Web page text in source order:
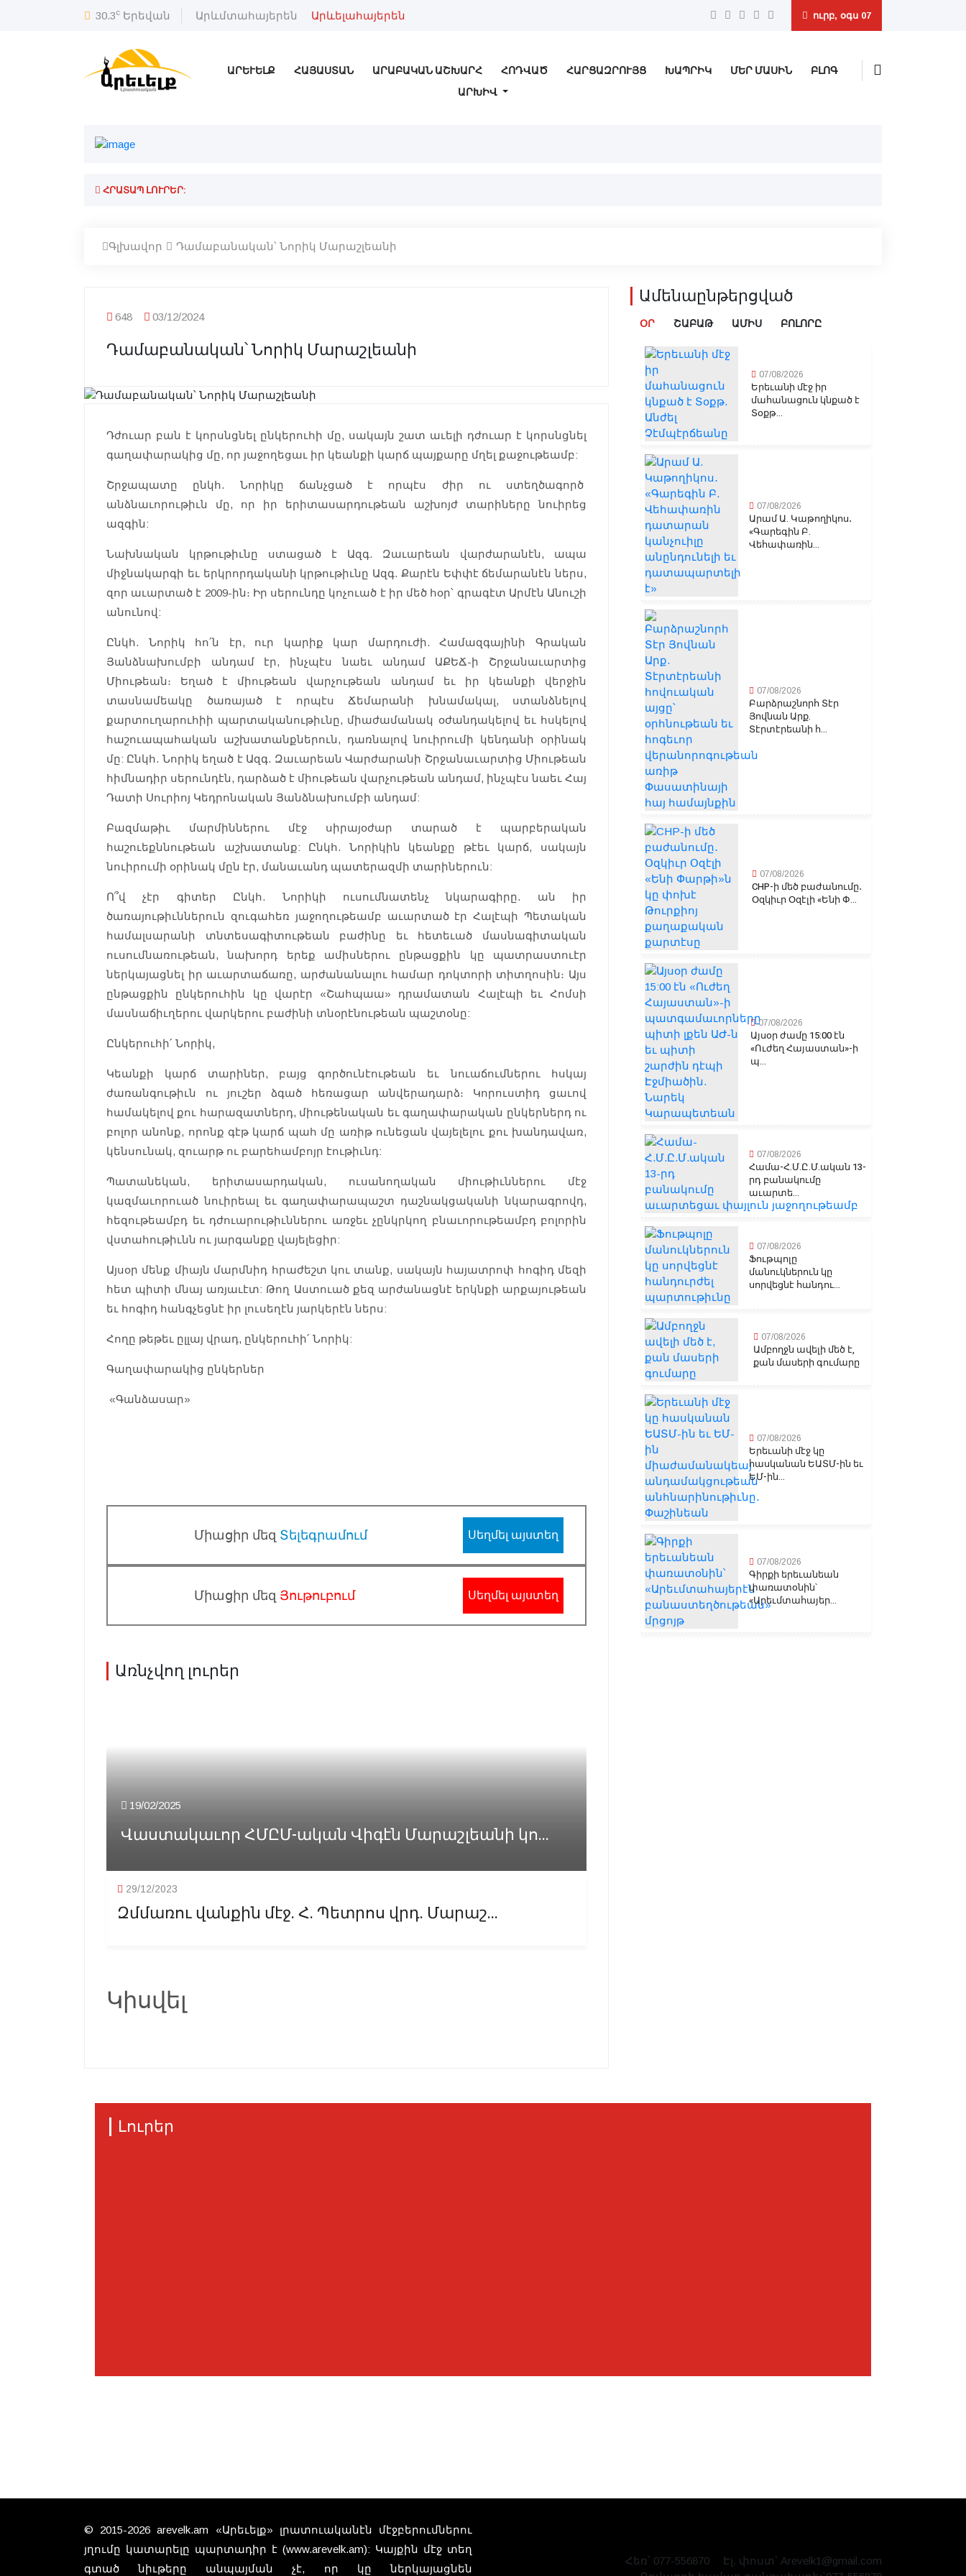
30.3c Երեվան Արևմտահայերեն Արևելահայերեն ուրբ, օգս 07
ԱՐԵՒԵԼՔ ՀԱՅԱՍՏԱՆ ԱՐԱԲԱԿԱՆ ԱՇԽԱՐՀ ՀՈԴՎԱԾ ՀԱՐՑԱԶՐՈՒՅՑ ԽԱՊՐԻԿ ՄԵՐ ՄԱՍԻՆ
ԲԼՈԳ
ԱՐԽԻՎ
ՀՐԱՏԱՊ ԼՈՒՐԵՐ:
Գլխավոր Դամաբանական՝ Նորիկ Մարաշլեանի
648 03/12/2024
Դամաբանական՝ Նորիկ Մարաշլեանի
Դժուար բան է կորսնցնել ընկերուհի մը, սակայն շատ աւելի դժուար է կորսնցնել
գաղափարակից մը, որ յաջողեցաւ իր կեանքի կարճ պայքարը մղել քաջութեամբ:
Շրջապատը ընկհ. Նորիկը ճանչցած է որպէս ժիր ու ստեղծագործ
անձնաւորութիւն մը, որ իր երիտասարդութեան աշխոյժ տարիները նուիրեց
ազգին:
Նախնական կրթութիւնը ստացած է Ազգ. Զաւարեան վարժարանէն, ապա
միջնակարգի եւ երկրորդականի կրթութիւնը Ազգ. Քարէն Եփփէ ճեմարանէն ներս,
զոր աւարտած է 2009-ին։ Իր սերունդը կոչուած է իր մեծ հօր՝ գրագէտ Արմէն Անուշի
անունով:
Ընկհ. Նորիկ հո՛ն էր, ուր կարիք կար մարդուժի. Համազգայինի Գրական
Յանձնախումբի անդամ էր, ինչպէս նաեւ անդամ ԱՔԵՃ-ի Շրջանաւարտից
Միութեան։ Եղած է միութեան վարչութեան անդամ եւ իր կեանքի վերջին
տասնամեակը ծառայած է որպէս Ճեմարանի խնամակալ, ստանձնելով
քարտուղարուհիի պարտականութիւնը, միաժամանակ օժանդակելով եւ հսկելով
հաշուապահական աշխատանքներուն, դառնալով նուիրումի կենդանի օրինակ
մը: Ընկհ. Նորիկ եղած է Ազգ. Զաւարեան Վարժարանի Շրջանաւարտից Միութեան
հիմնադիր սերունդէն, դարձած է միութեան վարչութեան անդամ, ինչպէս նաեւ Հայ
Դատի Սուրիոյ Կեդրոնական Յանձնախումբի անդամ:
Բազմաթիւ մարմիններու մէջ սիրայօժար տարած է պարբերական
հաշուեքննութեան աշխատանք: Ընկհ. Նորիկին կեանքը թէեւ կարճ, սակայն
նուիրումի օրինակ մըն էր, մանաւանդ պատերազմի տարիներուն:
Ո՞վ չէր գիտեր Ընկհ. Նորիկի ուսումնատենչ նկարագիրը. ան իր
ծառայութիւններուն զուգահեռ յաջողութեամբ աւարտած էր Հալէպի Պետական
համալսարանի տնտեսագիտութեան բաժինը եւ հետեւած մասնագիտական
ուսումնառութեան, նախորդ երեք ամիսներու ընթացքին կը պատրաստուէր
ներկայացնել իր աւարտաճառը, արժանանալու համար դոկտորի տիտղոսին։ Այս
ընթացքին ընկերուհին կը վարէր «Շահպաա» դրամատան Հալէպի եւ Հոմսի
մասնաճիւղերու վարկերու բաժինի տնօրէնութեան պաշտօնը:
Ընկերուհի՛ Նորիկ,
Կեանքի կարճ տարիներ, բայց գործունէութեան եւ նուաճումներու հսկայ
ժառանգութիւն ու յուշեր ձգած հեռացար անվերադարձ։ Կորուստիդ ցաւով
համակելով քու հարազատներդ, միութենական եւ գաղափարական ընկերներդ ու
բոլոր անոնք, որոնք գէթ կարճ պահ մը առիթ ունեցան վայելելու քու խանդավառ,
կենսունակ, զուարթ ու բարեհամբոյր էութիւնդ:
Պատանեկան, երիտասարդական, ուսանողական միութիւններու մէջ
կազմաւորուած նուիրեալ եւ գաղափարապաշտ դաշնակցականի նկարագրովդ,
հեզութեամբդ եւ դժուարութիւններու առջեւ չընկրկող բնաւորութեամբդ բոլորին
վստահութիւնն ու յարգանքը վայելեցիր:
Այսօր մենք միայն մարմնիդ հրաժեշտ կու տանք, սակայն հայատրոփ հոգիդ մեզի
հետ պիտի մնայ առյաւէտ: Թող Աստուած քեզ արժանացնէ երկնքի արքայութեան
եւ հոգիդ հանգչեցնէ իր լուսեղէն յարկերէն ներս:
Հողը թեթեւ ըլլայ վրադ, ընկերուհի՛ Նորիկ:
Գաղափարակից ընկերներ
«Գանձասար»
Միացիր մեզ Տելեգրամում Սեղմել այստեղ
Միացիր մեզ Յութուբում Սեղմել այստեղ
Առնչվող լուրեր
19/02/2025
Վաստակաւոր ՀՄԸՄ-ական Վիգէն Մարաշլեանի կո...
29/12/2023
Զմմառու վանքին մէջ. Հ. Պետրոս վրդ. Մարաշ...
Կիսվել
Ամենաընթերցված
ՕՐ ՇԱԲԱԹ ԱՄԻՍ ԲՈԼՈՐԸ
07/08/2026
Երեւանի մէջ իր
մահանացուն կնքած է
Տօքթ...
07/08/2026
Արամ Ա. Կաթողիկոս․
«Գարեգին Բ.
Վեհափառին...
07/08/2026
Բարձրաշնորհ Տէր
Յովնան Արք.
Տէրտէրեանի հ...
07/08/2026
CHP-ի մեծ բաժանումը․
Օզկիւր Օզէլի «Ենի Փ...
07/08/2026
Այսօր ժամը 15:00 էն
«Ուժեղ Հայաստան»-ի
պ...
07/08/2026
Համա-Հ.Մ.Ը.Մ.ական 13-
րդ բանակումը
աւարտե...
07/08/2026
Ֆութպոլը
մանուկներուն կը
սորվեցնէ հանդու...
07/08/2026
Ամբողջն ավելի մեծ է,
քան մասերի գումարը
07/08/2026
Երեւանի մէջ կը
հասկանան ԵԱՏՄ-ին եւ
ԵՄ-ին...
07/08/2026
Գիրքի երեւանեան
փառատօնին՝
«Արեւմտահայեր...
Լուրեր
© 2015-2026 arevelk.am «Արեւելք» լրատուականէն մէջբերումներու
յղումը կատարելը պարտադիր է (www.arevelk.am): Կայքին մէջ տեղ
գտած նիւթերը անպայման չէ, որ կը ներկայացնեն
Հեռ՝ 077-556870
Էլ. փոստ՝ Arevelk1@gmail.com